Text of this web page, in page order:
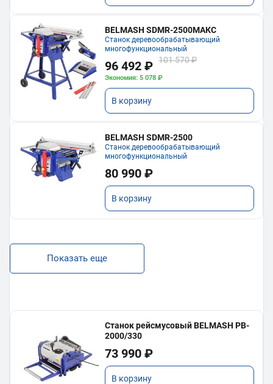
BELMASH SDMR-2500МАКС
Станок деревообрабатывающий
многофункциональный
96 492 ₽ 101 570 ₽
Экономия: 5 078 ₽
В корзину
BELMASH SDMR-2500
Станок деревообрабатывающий
многофункциональный
80 990 ₽
В корзину
Показать еще
Станок рейсмусовый BELMASH PB-
2000/330
73 990 ₽
В корзину